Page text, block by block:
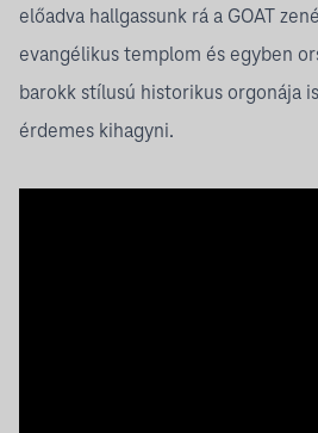
előadva hallgassunk rá a GOAT
evangélikus templom és egyben
barokk stílusú historikus orgonája
érdemes kihagyni.